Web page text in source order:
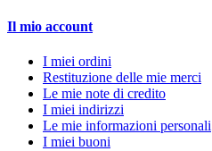
Il mio account
I miei ordini
Restituzione delle mie merci
Le mie note di credito
I miei indirizzi
Le mie informazioni personali
I miei buoni